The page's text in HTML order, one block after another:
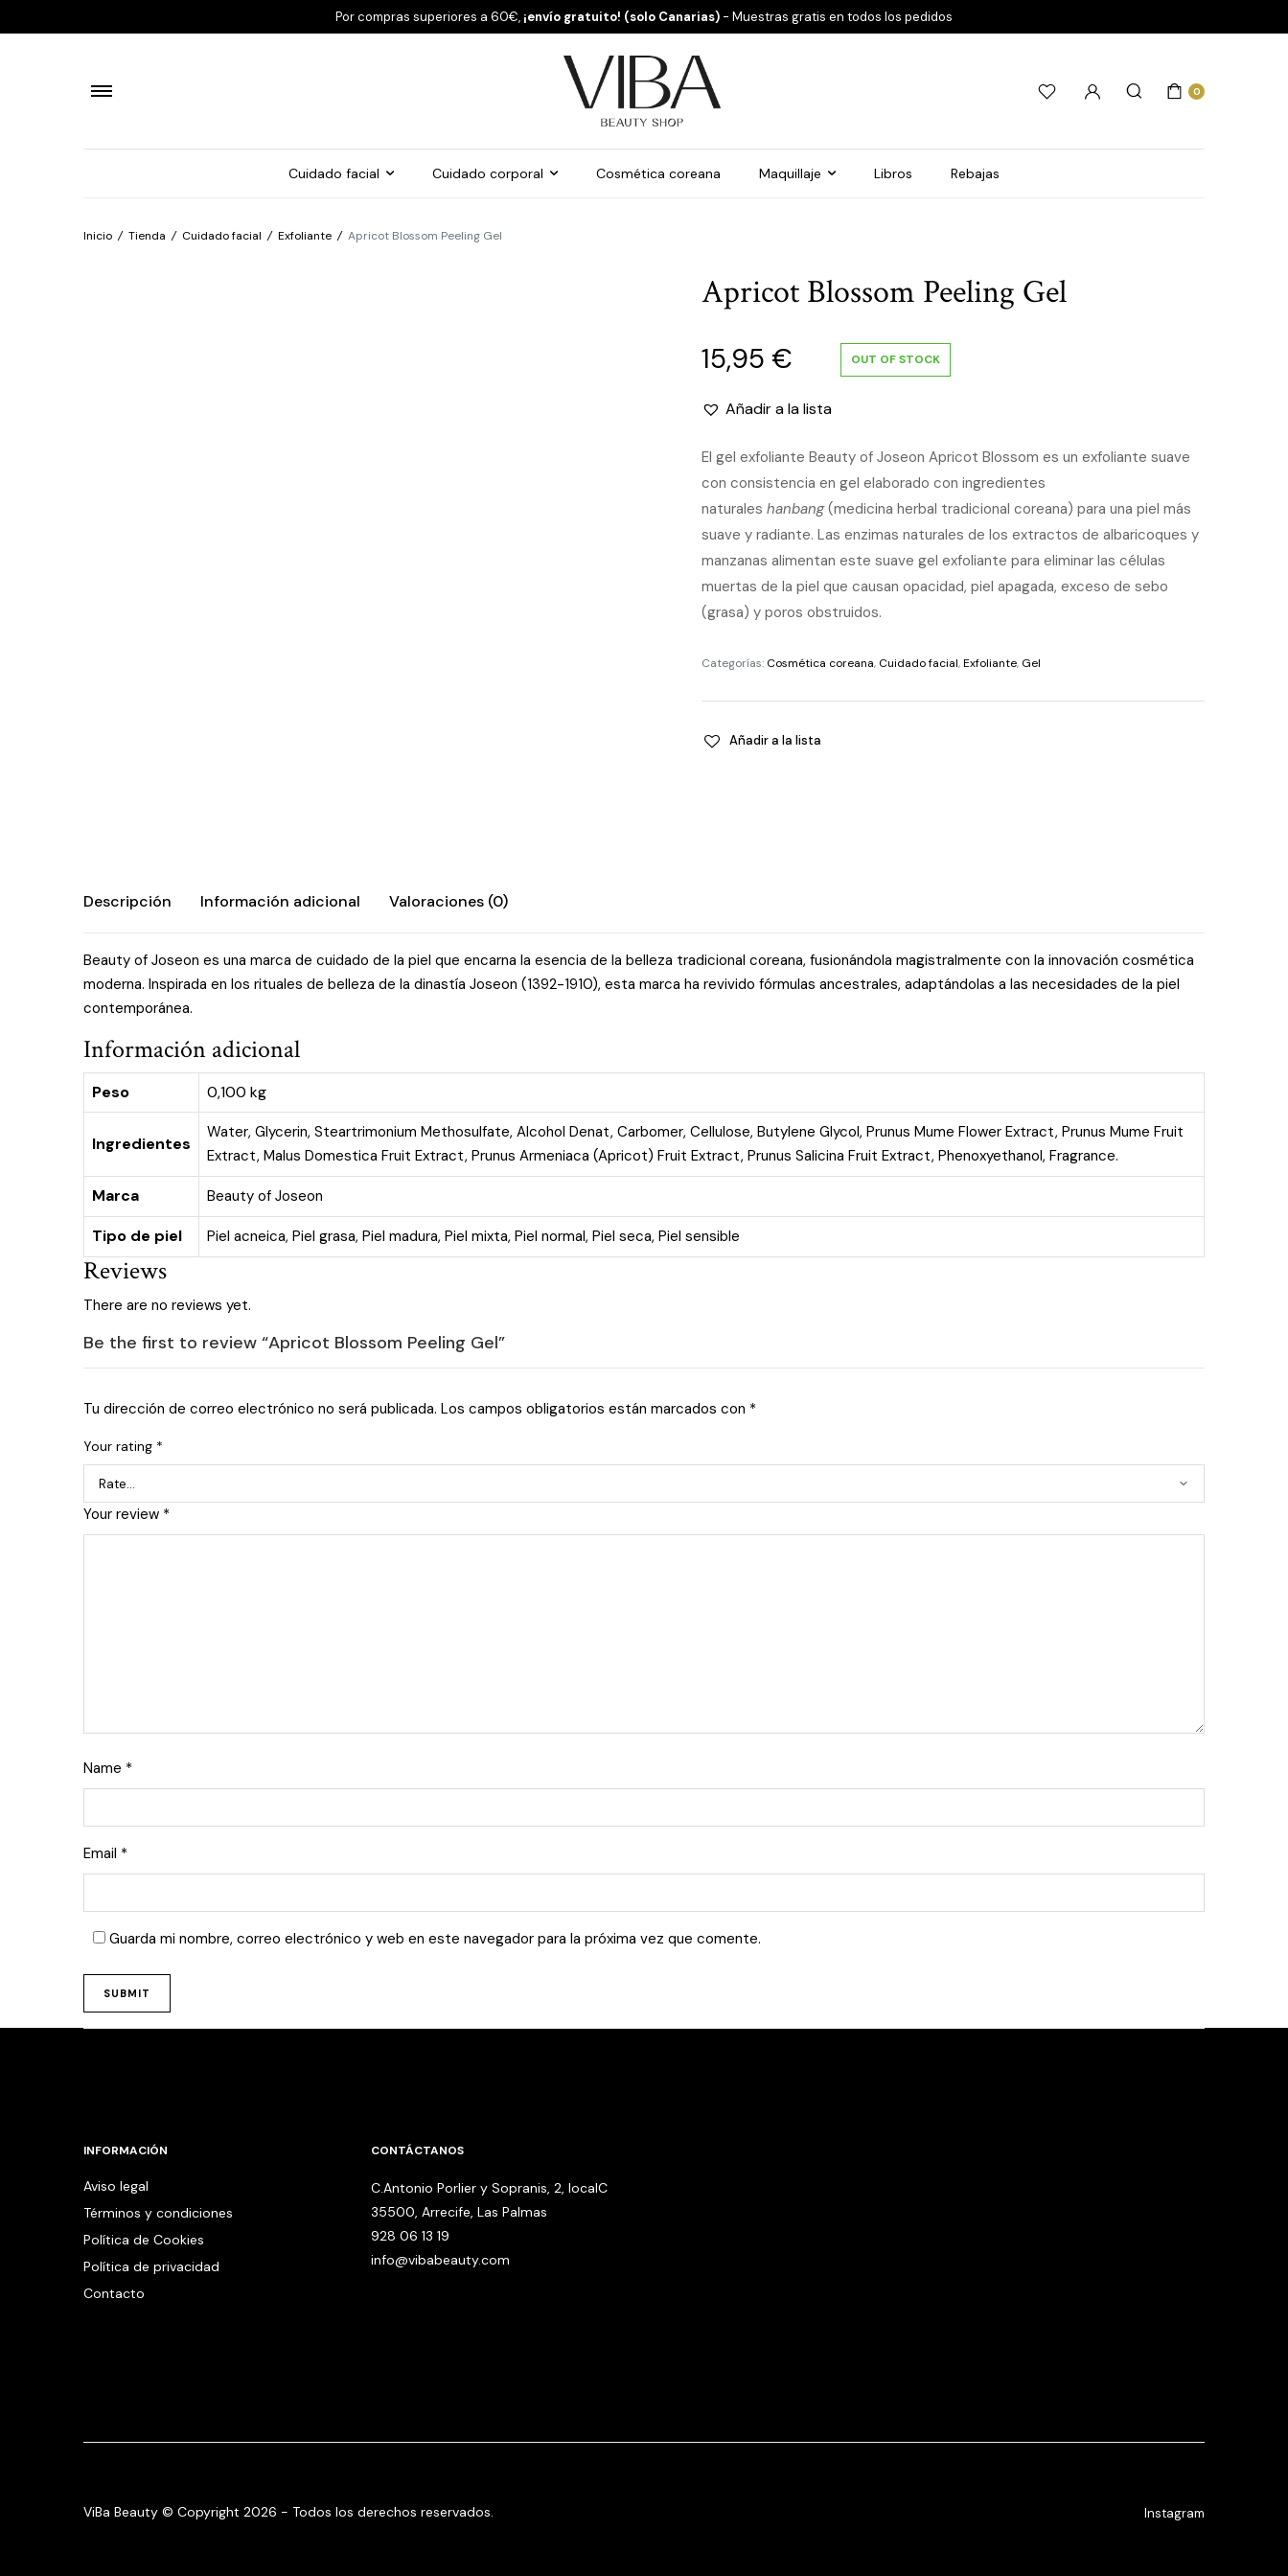
Por compras superiores a 60€, ¡envío gratuito! (solo Canarias) - Muestras gratis en todos los pedidos
0
Cuidado facial Cuidado corporal Cosmética coreana Maquillaje Libros Rebajas
Inicio / Tienda / Cuidado facial / Exfoliante / Apricot Blossom Peeling Gel
Apricot Blossom Peeling Gel
15,95 € OUT OF STOCK
Añadir a la lista
El gel exfoliante Beauty of Joseon Apricot Blossom es un exfoliante suave
con consistencia en gel elaborado con ingredientes
naturales hanbang(medicina herbal tradicional coreana) para una piel más
suave y radiante. Las enzimas naturales de los extractos de albaricoques y
manzanas alimentan este suave gel exfoliante para eliminar las células
muertas de la piel que causan opacidad, piel apagada, exceso de sebo
(grasa) y poros obstruidos.
Categorías: Cosmética coreana, Cuidado facial,Exfoliante, Gel
Añadir a la lista
Descripción Información adicional Valoraciones (0)
Beauty of Joseon es una marca de cuidado de la piel que encarna la esencia de la belleza tradicional coreana, fusionándola magistralmente con la innovación cosmética
moderna. Inspirada en los rituales de belleza de la dinastía Joseon (1392-1910), esta marca ha revivido fórmulas ancestrales, adaptándolas a las necesidades de la piel
contemporánea.
Información adicional
Peso 0,100 kg
Ingredientes
Water, Glycerin, Steartrimonium Methosulfate, Alcohol Denat, Carbomer, Cellulose, Butylene Glycol, Prunus Mume Flower Extract, Prunus Mume Fruit
Extract, Malus Domestica Fruit Extract, Prunus Armeniaca (Apricot) Fruit Extract, Prunus Salicina Fruit Extract, Phenoxyethanol, Fragrance.
Marca Beauty of Joseon
Tipo de piel Piel acneica, Piel grasa, Piel madura, Piel mixta, Piel normal, Piel seca, Piel sensible
Reviews
There are no reviews yet.
Be the first to review “Apricot Blossom Peeling Gel”
Tu dirección de correo electrónico no será publicada. Los campos obligatorios están marcados con *
Your rating *
Your review *
Name *
Email *
Guarda mi nombre, correo electrónico y web en este navegador para la próxima vez que comente.
INFORMACIÓN
Aviso legal
Términos y condiciones
Política de Cookies
Política de privacidad
Contacto
CONTÁCTANOS
C.Antonio Porlier y Sopranis, 2, localC
35500, Arrecife, Las Palmas
928 06 13 19
info@vibabeauty.com
ViBa Beauty © Copyright 2026 - Todos los derechos reservados. Instagram